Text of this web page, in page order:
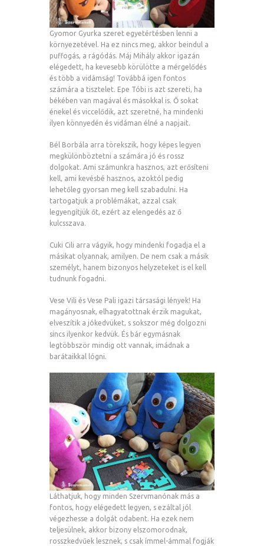
Gyomor Gyurka szeret egyetértésben lenni a
környezetével. Ha ez nincs meg, akkor beindul a
puffogás, a rágódás. Máj Mihály akkor igazán
elégedett, ha kevesebb körülötte a mérgelődés
és több a vidámság! Továbbá igen fontos
számára a tisztelet. Epe Tóbi is azt szereti, ha
békében van magával és másokkal is. Ő sokat
énekel és viccelődik, azt szeretné, ha mindenki
ilyen könnyedén és vidáman élné a napjait.
Bél Borbála arra törekszik, hogy képes legyen
megkülönböztetni a számára jó és rossz
dolgokat. Ami számunkra hasznos, azt erősíteni
kell, ami kevésbé hasznos, azoktól pedig
lehetőleg gyorsan meg kell szabadulni. Ha
tartogatjuk a problémákat, azzal csak
legyengítjük őt, ezért az elengedés az ő
kulcsszava.
Cuki Cili arra vágyik, hogy mindenki fogadja el a
másikat olyannak, amilyen. De nem csak a másik
személyt, hanem bizonyos helyzeteket is el kell
tudnunk fogadni.
Vese Vili és Vese Pali igazi társasági lények! Ha
magányosnak, elhagyatottnak érzik magukat,
elveszítik a jókedvüket, s sokszor még dolgozni
sincs ilyenkor kedvük. És bár egymásnak
legtöbbször mindig ott vannak, imádnak a
barátaikkal lógni.
Láthatjuk, hogy minden Szervmanónak más a
fontos, hogy elégedett legyen, s ezáltal jól
végezhesse a dolgát odabent. Ha ezek nem
teljesülnek, akkor bizony elszomorodnak,
rosszkedvűek lesznek, s csak ímmel-ámmal fogják